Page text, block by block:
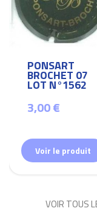
PONSART
BROCHET 07
LOT N°1562
3,00 €
Voir le produit
VOIR TOUS